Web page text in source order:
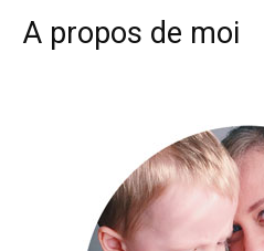
A propos de moi